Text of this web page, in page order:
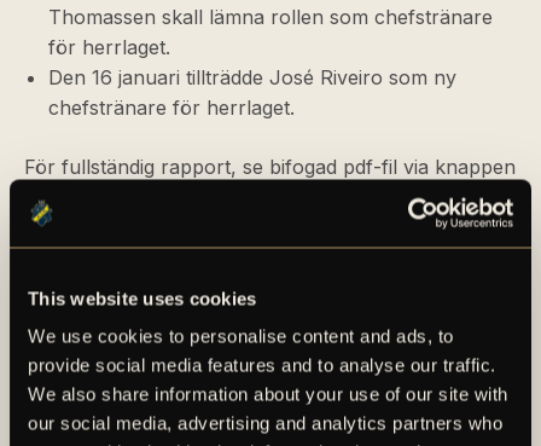
This website uses cookies
We use cookies to personalise content and ads, to
provide social media features and to analyse our traffic.
We also share information about your use of our site with
our social media, advertising and analytics partners who
Thomassen skall lämna rollen som chefstränare
för herrlaget.
Den 16 januari tillträdde José Riveiro som ny
chefstränare för herrlaget.
För fullständig rapport, se bifogad pdf-fil via knappen
nedan.
SE FULLSTÄNDIG RAPPORT HÄR